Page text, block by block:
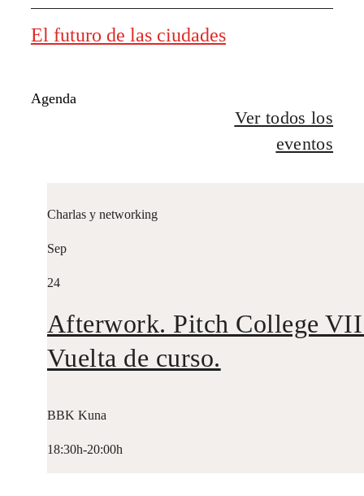
El futuro de las ciudades
Agenda
Ver todos los
eventos
Charlas y networking
Sep
24
Afterwork. Pitch College
Vuelta de curso.
BBK Kuna
18:30h-20:00h